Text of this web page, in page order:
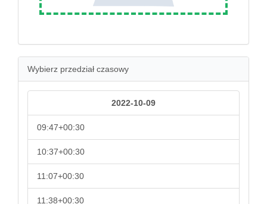
Wybierz przedział czasowy
2022-10-09
09:47+00:30
10:37+00:30
11:07+00:30
11:38+00:30